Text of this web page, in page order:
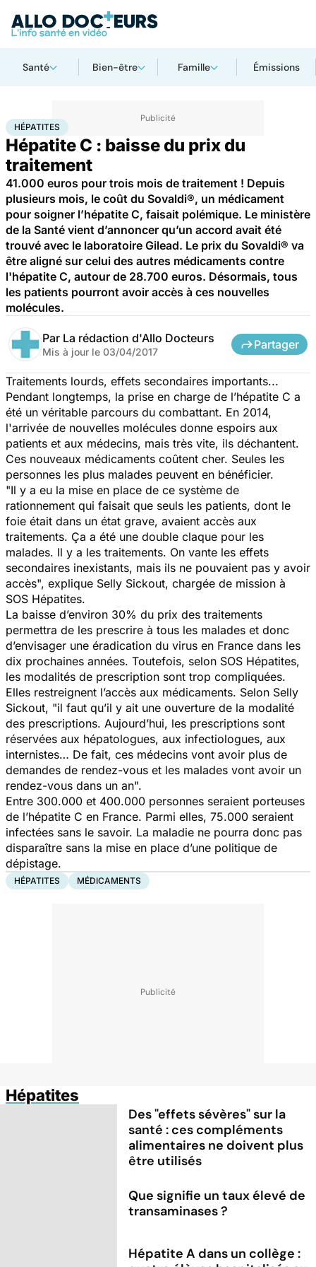
Santé Bien-être Famille Émissions
AccueilSanté Médicaments Hépatites
HÉPATITES
Hépatite C : baisse du prix du
traitement
41.000 euros pour trois mois de traitement ! Depuis
plusieurs mois, le coût du Sovaldi®, un médicament
pour soigner l’hépatite C, faisait polémique. Le ministère
de la Santé vient d’annoncer qu’un accord avait été
trouvé avec le laboratoire Gilead. Le prix du Sovaldi® va
être aligné sur celui des autres médicaments contre
l'hépatite C, autour de 28.700 euros. Désormais, tous
les patients pourront avoir accès à ces nouvelles
molécules.
Par La rédaction d'Allo Docteurs
Mis à jour le 03/04/2017
Partager
Traitements lourds, effets secondaires importants...
Pendant longtemps, la prise en charge de l’hépatite C a
été un véritable parcours du combattant. En 2014,
l'arrivée de nouvelles molécules donne espoirs aux
patients et aux médecins, mais très vite, ils déchantent.
Ces nouveaux médicaments coûtent cher. Seules les
personnes les plus malades peuvent en bénéficier.
"Il y a eu la mise en place de ce système de
rationnement qui faisait que seuls les patients, dont le
foie était dans un état grave, avaient accès aux
traitements. Ça a été une double claque pour les
malades. Il y a les traitements. On vante les effets
secondaires inexistants, mais ils ne pouvaient pas y avoir
accès", explique Selly Sickout, chargée de mission à
SOS Hépatites.
La baisse d’environ 30% du prix des traitements
permettra de les prescrire à tous les malades et donc
d’envisager une éradication du virus en France dans les
dix prochaines années. Toutefois, selon SOS Hépatites,
les modalités de prescription sont trop compliquées.
Elles restreignent l’accès aux médicaments. Selon Selly
Sickout, "il faut qu’il y ait une ouverture de la modalité
des prescriptions. Aujourd’hui, les prescriptions sont
réservées aux hépatologues, aux infectiologues, aux
internistes… De fait, ces médecins vont avoir plus de
demandes de rendez-vous et les malades vont avoir un
rendez-vous dans un an".
Entre 300.000 et 400.000 personnes seraient porteuses
de l’hépatite C en France. Parmi elles, 75.000 seraient
infectées sans le savoir. La maladie ne pourra donc pas
disparaître sans la mise en place d’une politique de
dépistage.
HÉPATITES MÉDICAMENTS
Hépatites
Des "effets sévères" sur la
santé : ces compléments
alimentaires ne doivent plus
être utilisés
Que signifie un taux élevé de
transaminases ?
Hépatite A dans un collège :